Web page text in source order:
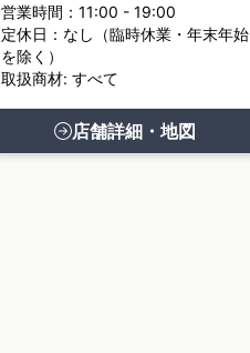
営業時間：11:00 - 19:00
定休日：なし（臨時休業・年末年始
を除く）
取扱商材: すべて
店舗詳細・地図